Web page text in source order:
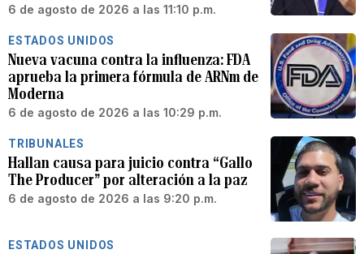
6 de agosto de 2026 a las 11:10 p.m.
ESTADOS UNIDOS
Nueva vacuna contra la influenza: FDA
aprueba la primera fórmula de ARNm de
Moderna
6 de agosto de 2026 a las 10:29 p.m.
TRIBUNALES
Hallan causa para juicio contra “Gallo
The Producer” por alteración a la paz
6 de agosto de 2026 a las 9:20 p.m.
ESTADOS UNIDOS